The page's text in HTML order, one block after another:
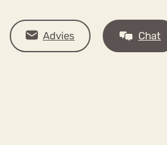
Advies Chat